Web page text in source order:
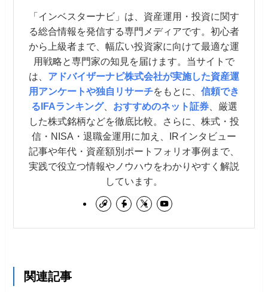
「インベスターナビ」は、資産運用・投資に関す
る総合情報を発信する専門メディアです。初心者
から上級者まで、幅広い投資家に向けて最適な運
用戦略と専門家の知見を届けます。当サイトで
は、 アドバイザーナビ株式会社が実施した資産運
用アンケートや独自リサーチをもとに、 信頼でき
るIFAランキング、 おすすめのネット証券、厳選
した株式銘柄などを徹底比較。さらに、株式・投
信・NISA・退職金運用に加え、IRインタビュー
記事や年代・資産額別ポートフォリオ事例まで、
実践で役立つ情報やノウハウをわかりやすく解説
しています。
関連記事